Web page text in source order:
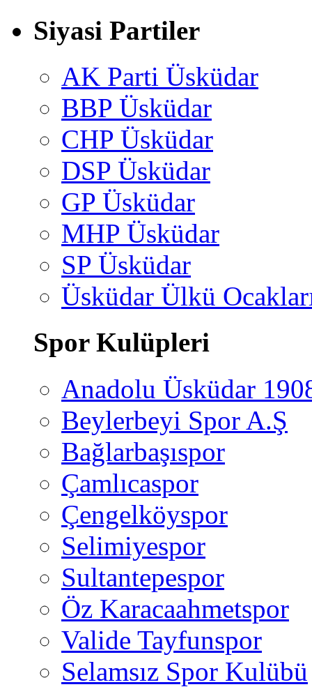
Siyasi Partiler
AK Parti Üsküdar
BBP Üsküdar
CHP Üsküdar
DSP Üsküdar
GP Üsküdar
MHP Üsküdar
SP Üsküdar
Üsküdar Ülkü
Spor Kulüpleri
Anadolu Üsküdar
Beylerbeyi Spor A.Ş
Bağlarbaşıspor
Çamlıcaspor
Çengelköyspor
Selimiyespor
Sultantepespor
Öz Karacaahmetspor
Valide Tayfunspor
Selamsız Spor Kulübü